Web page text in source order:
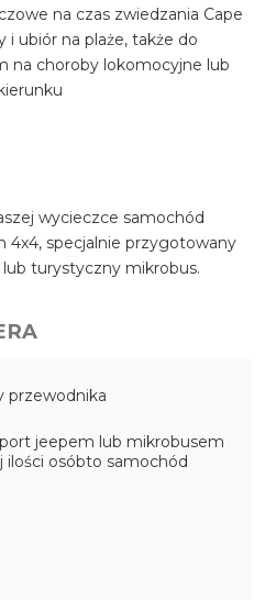
na czas zwiedzania Cape
i ubiór na plaże, także do
na choroby lokomocyjne lub
wycieczce samochód
4x4, specjalnie przygotowany
turystyczny mikrobus.
przewodnika
jeepem lub mikrobusem
ilości osóbto samochód